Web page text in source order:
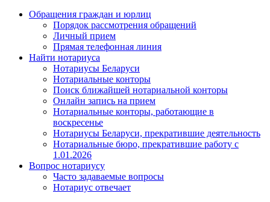
Обращения граждан и юрлиц
Порядок рассмотрения обращений
Личный прием
Прямая телефонная линия
Найти нотариуса
Нотариусы Беларуси
Нотариальные конторы
Поиск ближайшей нотариальной конторы
Онлайн запись на прием
Нотариальные конторы, работающие в
воскресенье
Нотариусы Беларуси, прекратившие деятельность
Нотариальные бюро, прекратившие работу с
1.01.2026
Вопрос нотариусу
Часто задаваемые вопросы
Нотариус отвечает